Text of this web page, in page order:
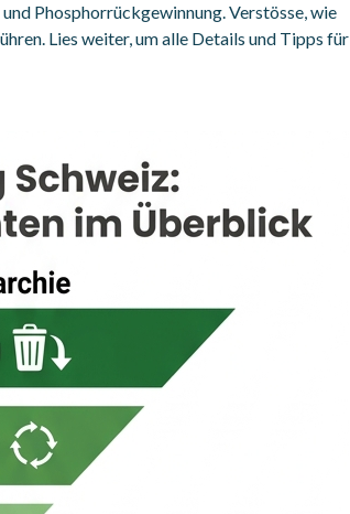
Phosphorrückgewinnung. Verstösse, wie
Lies weiter, um alle Details und Tipps für